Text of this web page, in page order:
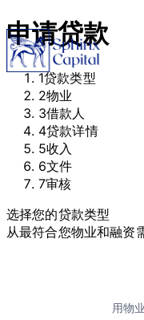
申请贷款
1贷款类型
2物业
3借款人
4贷款详情
5收入
6文件
7审核
选择您的贷款类型
从最符合您物业和融资
用物